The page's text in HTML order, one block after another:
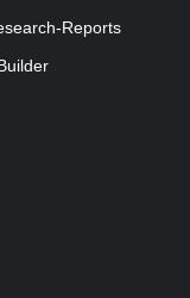
Reports